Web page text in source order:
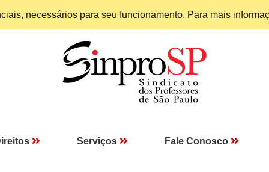
necessários para seu funcionamento. Para mais
Serviços Fale Conosco